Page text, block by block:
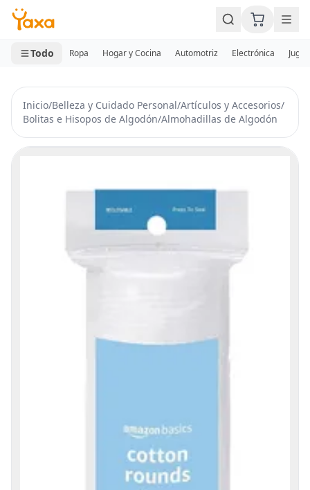
MINI CARRITO
0 productos
Todo Ropa Hogar y Cocina Automotriz Electrónica
Inicio/Belleza y Cuidado Personal/Artículos y Accesorios/
Bolitas e Hisopos de Algodón/Almohadillas de Algodón